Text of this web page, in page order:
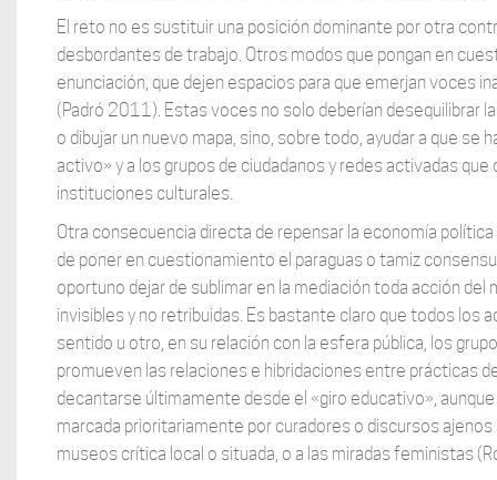
El reto no es sustituir una posición dominante por otra
desbordantes de trabajo. Otros modos que pongan en
enunciación, que dejen espacios para que emerjan voces
(Padró 2011). Estas voces no solo deberían desequilibrar
o dibujar un nuevo mapa, sino, sobre todo, ayudar a que
activo» y a los grupos de ciudadanos y redes activadas
instituciones culturales.
Otra consecuencia directa de repensar la economía
de poner en cuestionamiento el paraguas o tamiz
oportuno dejar de sublimar en la mediación toda acción
invisibles y no retribuidas. Es bastante claro que todos los
sentido u otro, en su relación con la esfera pública, los
promueven las relaciones e hibridaciones entre prácticas
decantarse últimamente desde el «giro educativo»,
marcada prioritariamente por curadores o discursos
museos crítica local o situada, o a las miradas feministas